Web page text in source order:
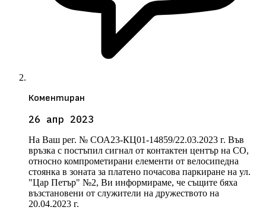
Коментиран
26 апр 2023
На Ваш рег. № СОА23-КЦ01-14859/22.03.2023 г. Във
връзка с постъпил сигнал от контактен център на СО,
относно компрометирани елементи от велосипедна
стоянка в зоната за платено почасова паркиране на ул.
"Цар Петър" №2, Ви информираме, че същите бяха
възстановени от служители на дружеството на
20.04.2023 г.